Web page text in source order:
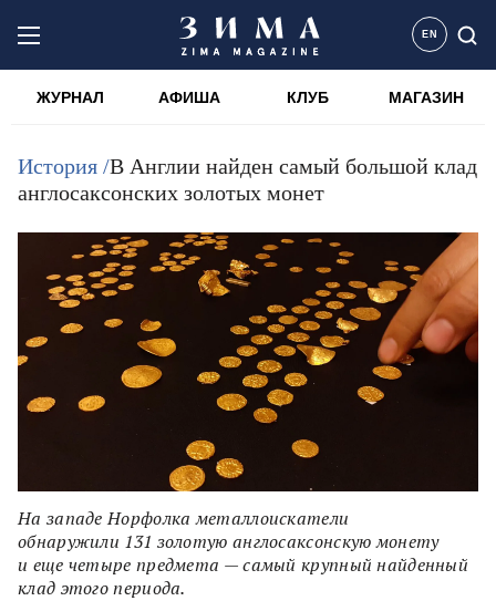
EN
ЖУРНАЛ АФИША КЛУБ МАГАЗИН
История /В Англии найден самый большой клад
англосаксонских золотых монет
На западе Норфолка металлоискатели
обнаружили 131 золотую англосаксонскую монету
и еще четыре предмета — самый крупный найденный
клад этого периода.